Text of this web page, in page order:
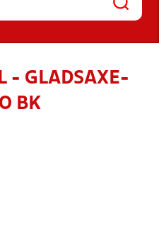
- GLADSAXE-
BK